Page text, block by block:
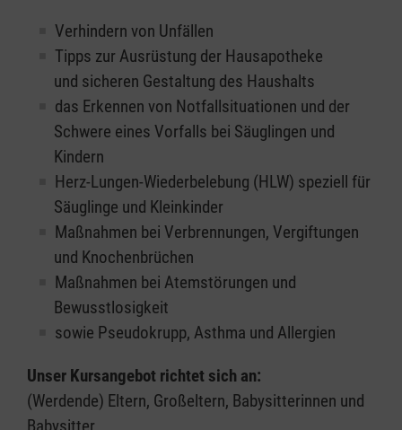
Verhindern von Unfällen
Tipps zur Ausrüstung der Hausapotheke
und sicheren Gestaltung des Haushalts
das Erkennen von Notfallsituationen und der
Schwere eines Vorfalls bei Säuglingen und
Kindern
Herz-Lungen-Wiederbelebung (HLW) speziell für
Säuglinge und Kleinkinder
Maßnahmen bei Verbrennungen, Vergiftungen
und Knochenbrüchen
Maßnahmen bei Atemstörungen und
Bewusstlosigkeit
sowie Pseudokrupp, Asthma und Allergien
Unser Kursangebot richtet sich an:
(Werdende) Eltern, Großeltern, Babysitterinnen und